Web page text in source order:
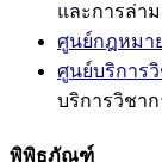
และการล่า
ศูนย์กฎหมา
ศูนย์บริการ
บริการวิชา
พิพิธภัณฑ์